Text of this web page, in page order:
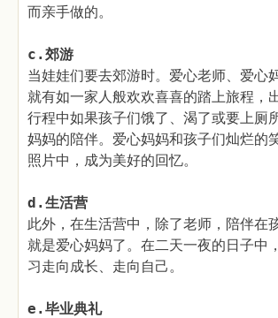
而亲手做的。
c.郊游
当娃娃们要去郊游时。爱心老师、爱心
就有如一家人般欢欢喜喜的踏上旅程，
行程中如果孩子们饿了、渴了或要上厕
妈妈的陪伴。爱心妈妈和孩子们灿烂的
照片中，成为美好的回忆。
d.生活营
此外，在生活营中，除了老师，陪伴在
就是爱心妈妈了。在二天一夜的日子中
习走向成长、走向自己。
e.毕业典礼